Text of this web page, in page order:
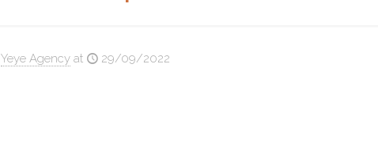
Yeye Agency at 29/09/2022